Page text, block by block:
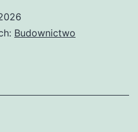
Budownictwo